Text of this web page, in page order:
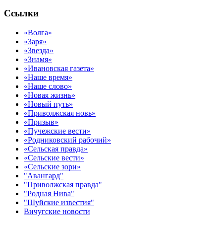
Ссылки
«Волга»
«Заря»
«Звезда»
«Знамя»
«Ивановская газета»
«Наше время»
«Наше слово»
«Новая жизнь»
«Новый путь»
«Приволжская новь»
«Призыв»
«Пучежские вести»
«Родниковский рабочий»
«Сельская правда»
«Сельские вести»
«Сельские зори»
"Авангард"
"Приволжская правда"
"Родная Нива"
"Шуйские известия"
Вичугские новости